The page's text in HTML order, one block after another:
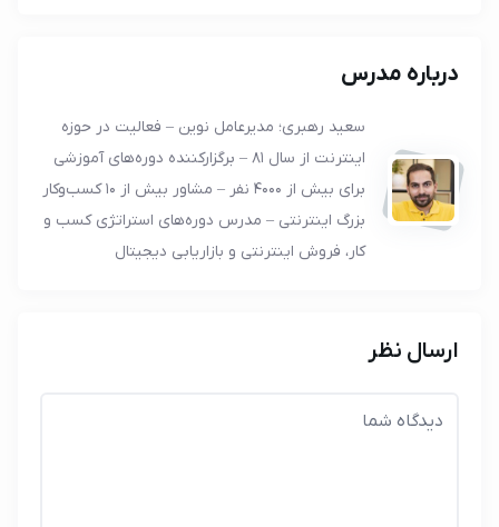
درباره مدرس
سعید رهبری؛ مدیرعامل نوین – فعالیت در حوزه
اینترنت از سال 81 – برگزارکننده دوره‌های آموزشی
برای بیش از 4000 نفر – مشاور بیش از 10 کسب‌وکار
بزرگ اینترنتی – مدرس دوره‌های استراتژی کسب و
کار، فروش اینترنتی و بازاریابی دیجیتال
ارسال نظر